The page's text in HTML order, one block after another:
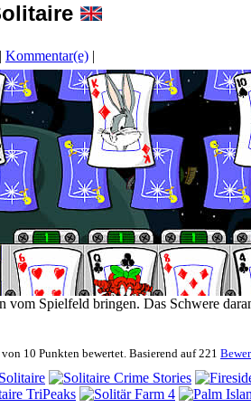
| Kommentar(e) |
vom Spielfeld bringen. Das Schwere
10 Punkten bewertet. Basierend auf221